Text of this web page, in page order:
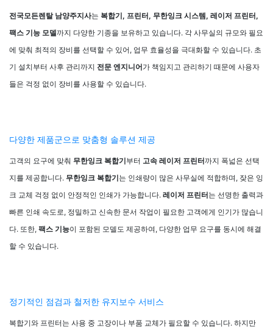
전국모든렌탈 남양주지사는 복합기, 프린터, 무한잉크 시스템, 레이저 프린터,
팩스 기능 모델까지 다양한 기종을 보유하고 있습니다. 각 사무실의 규모와 필요
에 맞춰 최적의 장비를 선택할 수 있어, 업무 효율성을 극대화할 수 있습니다. 초
기 설치부터 사후 관리까지 전문 엔지니어가 책임지고 관리하기 때문에 사용자
들은 걱정 없이 장비를 사용할 수 있습니다.
다양한 제품군으로 맞춤형 솔루션 제공
고객의 요구에 맞춰 무한잉크 복합기부터 고속 레이저 프린터까지 폭넓은 선택
지를 제공합니다. 무한잉크 복합기는 인쇄량이 많은 사무실에 적합하며, 잦은 잉
크 교체 걱정 없이 안정적인 인쇄가 가능합니다. 레이저 프린터는 선명한 출력과
빠른 인쇄 속도로, 정밀하고 신속한 문서 작업이 필요한 고객에게 인기가 많습니
다. 또한, 팩스 기능이 포함된 모델도 제공하여, 다양한 업무 요구를 동시에 해결
할 수 있습니다.
정기적인 점검과 철저한 유지보수 서비스
복합기와 프린터는 사용 중 고장이나 부품 교체가 필요할 수 있습니다. 하지만